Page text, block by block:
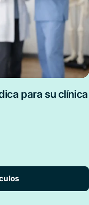
para su clínica